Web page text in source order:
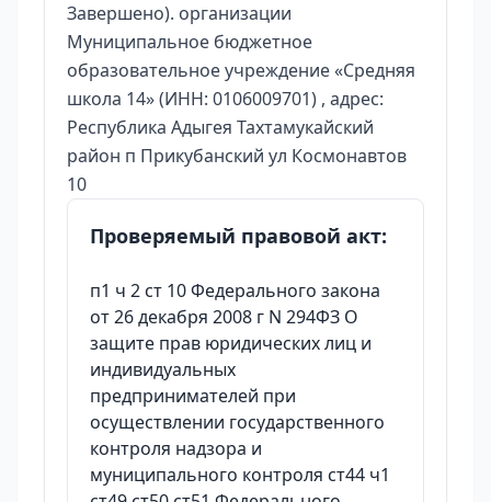
Завершено). организации
Муниципальное бюджетное
образовательное учреждение «Средняя
школа 14» (ИНН: 0106009701) , адрес:
Республика Адыгея Тахтамукайский
район п Прикубанский ул Космонавтов
10
Проверяемый правовой акт:
п1 ч 2 ст 10 Федерального закона
от 26 декабря 2008 г N 294ФЗ О
защите прав юридических лиц и
индивидуальных
предпринимателей при
осуществлении государственного
контроля надзора и
муниципального контроля ст44 ч1